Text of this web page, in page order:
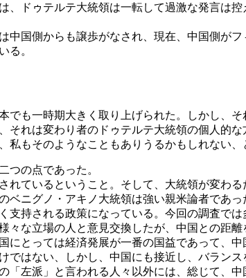
ドゥテルテ大統領は一転して過激な発言は
国側からも譲歩がなされ、現在、中国側が
る。
も一時期大きく取り上げられた。しかし、
それは変わり者のドゥテルテ大統領の個人的
もそのようなこともありうるかもしれない、
つの点であった。
れているということ。そして、大統領が変わ
ニグノ・アキノ大統領は強い親米論者であ
支持される政策になっている。今回の調査で
々な立場の人と意見交換したが、中国との距
とっては経済発展が一番の国益であって、
ではない、しかし、中国にも接近し、バラン
左派」と言われる人々以外には、総じて、中